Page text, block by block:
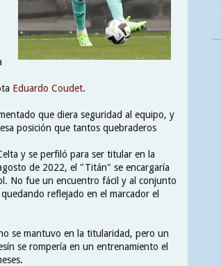
Eduardo Coudet.
que diera seguridad al equipo, y
posición que tantos quebraderos
y se perfiló para ser titular en la
de 2022, el "Titán" se encargaría
No fue un encuentro fácil y al conjunto
reflejado en el marcador el
se mantuvo en la titularidad, pero un
se rompería en un entrenamiento el